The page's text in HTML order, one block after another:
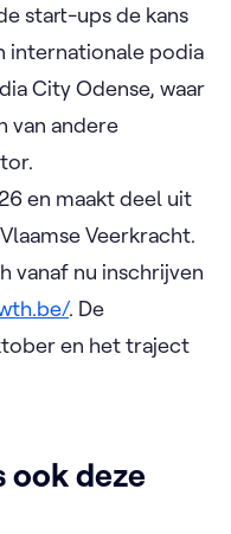
start-ups de kans
internationale podia
City Odense, waar
van andere
en maakt deel uit
Veerkracht.
vanaf nu inschrijven
. De
en het traject
ook deze